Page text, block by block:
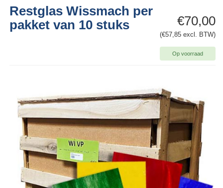
€70,00
(€57,85 excl. BTW)
Op voorraad
Restglas Wissmach per
pakket van 10 stuks